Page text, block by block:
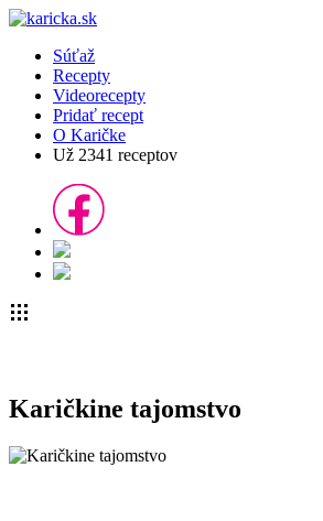
Súťaž
Recepty
Videorecepty
Pridať recept
O Karičke
Už 2341 receptov
Karičkine tajomstvo